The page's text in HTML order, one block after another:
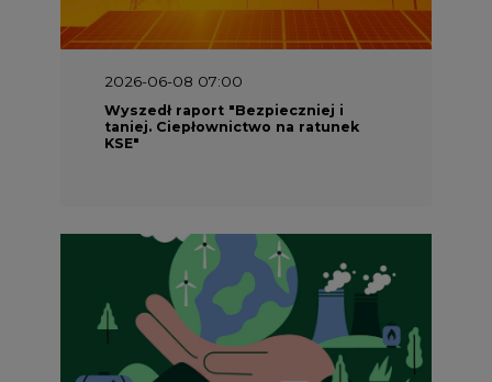
2026-06-08 07:00
Wyszedł raport "Bezpieczniej i
taniej. Ciepłownictwo na ratunek
KSE"